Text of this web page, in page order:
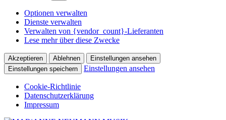
Optionen verwalten
Dienste verwalten
Verwalten von {vendor_count}-Lieferanten
Lese mehr über diese Zwecke
Akzeptieren Ablehnen
Einstellungen ansehen
Einstellungen speichern
Einstellungen ansehen
Cookie-Richtlinie
Datenschutzerklärung
Impressum